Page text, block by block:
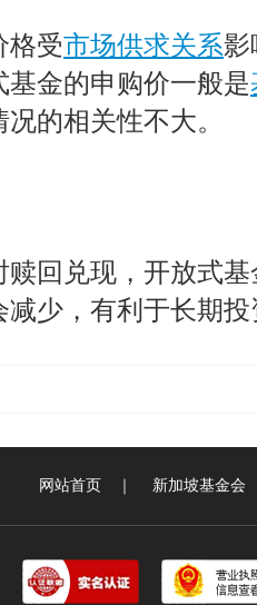
格受市场供求关系影
金的申购价一般是
的相关性不大。
赎回兑现，开放式
减少，有利于长期
网站首页 新加坡基金会